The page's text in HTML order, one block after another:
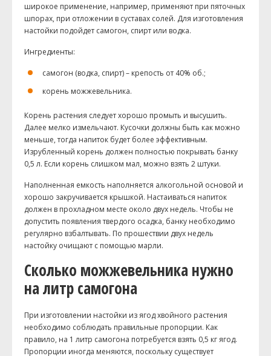
широкое применение, например, применяют при пяточных
шпорах, при отложении в суставах солей. Для изготовления
настойки подойдет самогон, спирт или водка.
Ингредиенты:
самогон (водка, спирт) – крепость от 40% об.;
корень можжевельника.
Корень растения следует хорошо промыть и высушить.
Далее мелко измельчают. Кусочки должны быть как можно
меньше, тогда напиток будет более эффективным.
Изрубленный корень должен полностью покрывать банку
0,5 л. Если корень слишком мал, можно взять 2 штуки.
Наполненная емкость наполняется алкогольной основой и
хорошо закручивается крышкой. Настаиваться напиток
должен в прохладном месте около двух недель. Чтобы не
допустить появления твердого осадка, банку необходимо
регулярно взбалтывать. По прошествии двух недель
настойку очищают с помощью марли.
Сколько можжевельника нужно
на литр самогона
При изготовлении настойки из ягод хвойного растения
необходимо соблюдать правильные пропорции. Как
правило, на 1 литр самогона потребуется взять 0,5 кг ягод.
Пропорции иногда меняются, поскольку существует